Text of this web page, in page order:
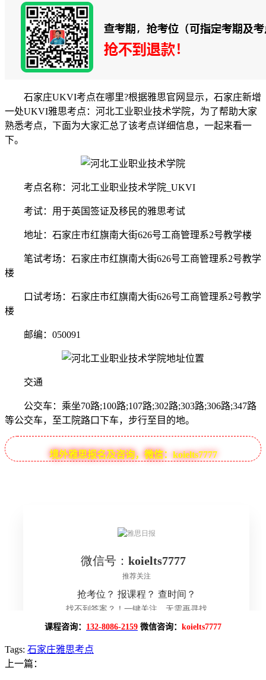
石家庄UKVI考点在哪里?根据雅思官网显示，石家庄新增
一处UKVI雅思考点：河北工业职业技术学院，为了帮助大家
熟悉考点，下面为大家汇总了该考点详细信息，一起来看一
下。
考点名称：河北工业职业技术学院_UKVI
考试：用于英国签证及移民的雅思考试
地址：石家庄市红旗南大街626号工商管理系2号教学楼
笔试考场：石家庄市红旗南大街626号工商管理系2号教学
楼
口试考场：石家庄市红旗南大街626号工商管理系2号教学
楼
邮编：050091
交通
公交车：乘坐70路;100路;107路;302路;303路;306路;347路
等公交车，至工院路口下车，步行至目的地。
境外雅思报名及咨询，微信：koielts7777
课程咨询： 132-8086-2159 微信咨询： koielts7777
Tags: 石家庄雅思考点
上一篇：